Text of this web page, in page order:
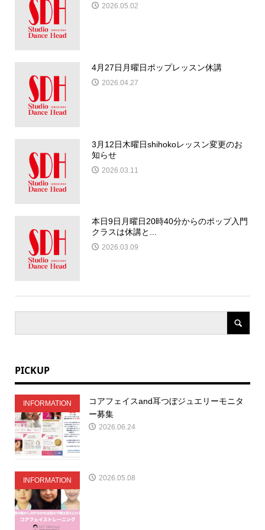
2026.05.02
4月27日月曜日ポップレッスン休講
2026.04.27
3月12日木曜日shihokoレッスン変更のお
知らせ
2026.03.11
本日9日月曜日20時40分からのポップ入門
クラスは休講と...
2026.03.09
PICKUP
INFORMATION
コアフェイスand耳つぼジュエリーモニタ
ー募集
2026.06.24
INFORMATION 2026.05.08